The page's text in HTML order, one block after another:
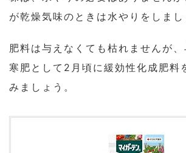
が乾燥気味のときは水やりをしまし
肥料は与えなくても枯れませんが、
寒肥として2月頃に緩効性化成肥料
みましょう。